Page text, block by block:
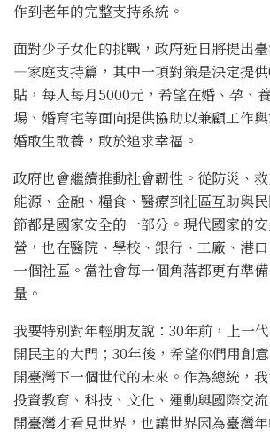
作到老年的完整支持系統。
面對少子女化的挑戰，政府近日將提出
—家庭支持篇，其中一項對策是決定提
貼，每人每月5000元，希望在婚、孕、
場、婚育宅等面向提供協助以兼顧工作
婚敢生敢養，敢於追求幸福。
政府也會繼續推動社會韌性。從防災、
能源、金融、糧食、醫療到社區互助與
節都是國家安全的一部分。現代國家的
營，也在醫院、學校、銀行、工廠、港
一個社區。當社會每一個角落都更有準
量。
我要特別對年輕朋友說：30年前，上一
開民主的大門；30年後，希望你們用創
開臺灣下一個世代的未來。作為總統，
投資教育、科技、文化、運動與國際交
開臺灣才看見世界，也讓世界因為臺灣